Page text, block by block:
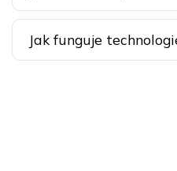
Jak funguje